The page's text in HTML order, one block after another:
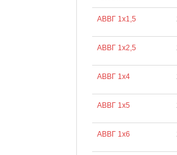
АВВГ 1х1,5
АВВГ 1х2,5
АВВГ 1х4
АВВГ 1х5
АВВГ 1х6